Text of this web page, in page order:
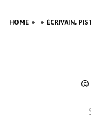
HOME ÉCRIVAIN,
©